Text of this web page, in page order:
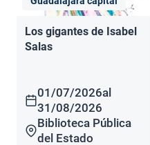
Los gigantes de Isabel
Salas
01/07/2026al
31/08/2026
Biblioteca Pública
del Estado